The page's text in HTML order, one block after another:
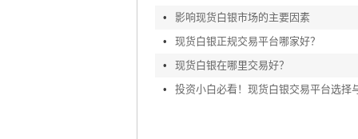
•
影响现货白银市场的主要因素
•
现货白银正规交易平台哪家好？
•
现货白银在哪里交易好？
•